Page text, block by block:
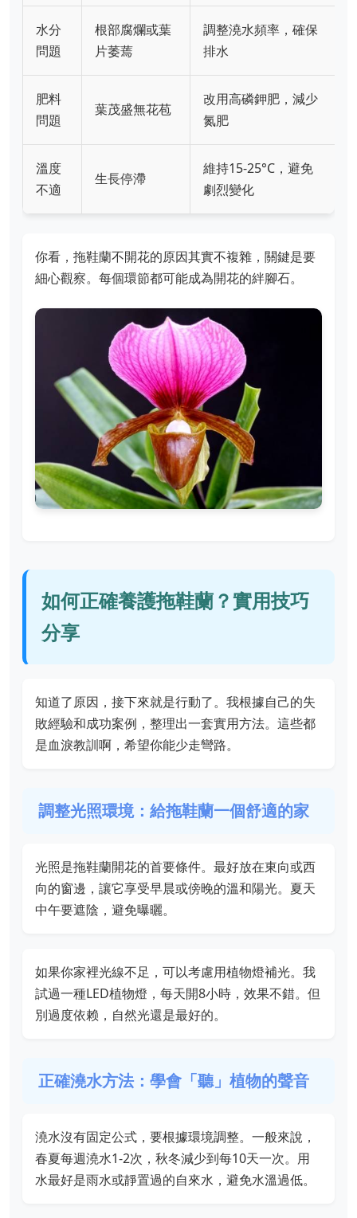
水分
問題
根部腐爛或葉
片萎蔫
調整澆水頻率，確保
排水
肥料
問題
葉茂盛無花苞
改用高磷鉀肥，減少
氮肥
溫度
不適
生長停滯
維持15-25°C，避免
劇烈變化
你看，拖鞋蘭不開花的原因其實不複雜，關鍵是要
細心觀察。每個環節都可能成為開花的絆腳石。
如何正確養護拖鞋蘭？實用技巧
分享
知道了原因，接下來就是行動了。我根據自己的失
敗經驗和成功案例，整理出一套實用方法。這些都
是血淚教訓啊，希望你能少走彎路。
調整光照環境：給拖鞋蘭一個舒適的家
光照是拖鞋蘭開花的首要條件。最好放在東向或西
向的窗邊，讓它享受早晨或傍晚的溫和陽光。夏天
中午要遮陰，避免曝曬。
如果你家裡光線不足，可以考慮用植物燈補光。我
試過一種LED植物燈，每天開8小時，效果不錯。但
別過度依赖，自然光還是最好的。
正確澆水方法：學會「聽」植物的聲音
澆水沒有固定公式，要根據環境調整。一般來說，
春夏每週澆水1-2次，秋冬減少到每10天一次。用
水最好是雨水或靜置過的自來水，避免水溫過低。